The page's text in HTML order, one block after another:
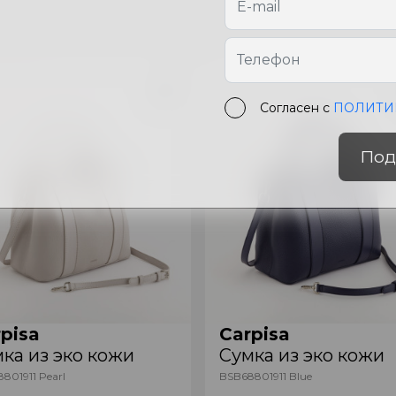
из эко кожи
Pearl
Carpisa
Сумка из эко кожи
BSB68801911 Blue
Согласен с